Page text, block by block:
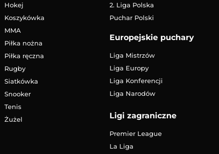
Hokej
Koszykówka
MMA
Piłka nożna
Piłka ręczna
Rugby
Siatkówka
Snooker
Tenis
Żużel
2. Liga Polska
Puchar Polski
Europejskie puchary
Liga Mistrzów
Liga Europy
Liga Konferencji
Liga Narodów
Ligi zagraniczne
Premier League
La Liga